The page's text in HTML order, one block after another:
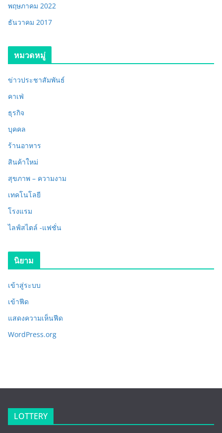
พฤษภาคม 2022
ธันวาคม 2017
หมวดหมู่
ข่าวประชาสัมพันธ์
คาเฟ่
ธุรกิจ
บุคคล
ร้านอาหาร
สินค้าใหม่
สุขภาพ – ความงาม
เทคโนโลยี
โรงแรม
ไลฟ์สไตล์ -แฟชั่น
นิยาม
เข้าสู่ระบบ
เข้าฟีด
แสดงความเห็นฟีด
WordPress.org
LOTTERY